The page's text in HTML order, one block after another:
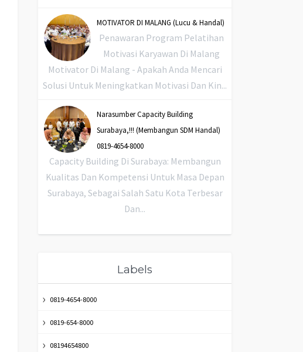
MOTIVATOR DI MALANG (Lucu & Handal)
Penawaran Program Pelatihan
Motivasi Karyawan Di Malang
Motivator Di Malang - Apakah Anda Mencari
Solusi Untuk Meningkatkan Motivasi Dan Kin...
Narasumber Capacity Building
Surabaya,!!! (Membangun SDM Handal)
0819-4654-8000
Capacity Building Di Surabaya: Membangun
Kualitas Dan Kompetensi Untuk Masa Depan
Surabaya, Sebagai Salah Satu Kota Terbesar
Dan...
Labels
0819-4654-8000
0819-654-8000
08194654800